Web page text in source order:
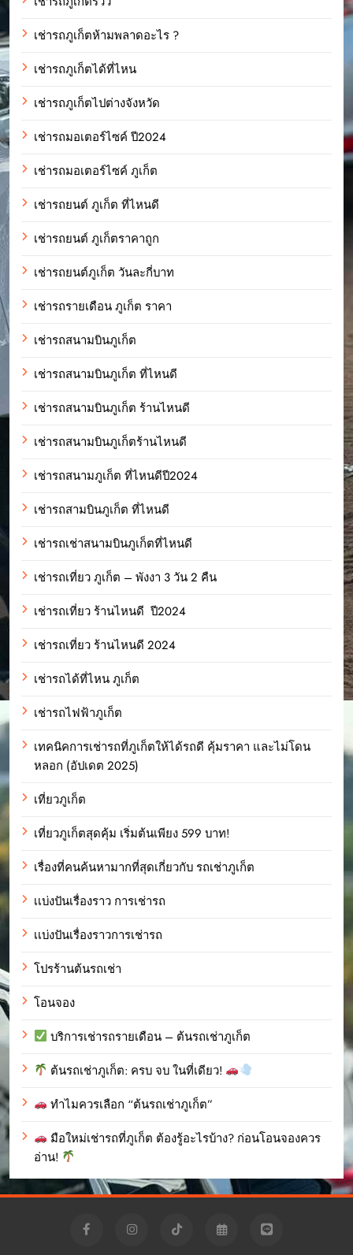
เช่ารถภูเก็ตห้ามพลาดอะไร ?
เช่ารถภูเก็ตได้ที่ไหน
เช่ารถภูเก็ตไปต่างจังหวัด
เช่ารถมอเตอร์ไซค์ ปี2024
เช่ารถมอเตอร์ไซค์ ภูเก็ต
เช่ารถยนต์ ภูเก็ต ที่ไหนดี
เช่ารถยนต์ ภูเก็ตราคาถูก
เช่ารถยนต์ภูเก็ต วันละกี่บาท
เช่ารถรายเดือน ภูเก็ต ราคา
เช่ารถสนามบินภูเก็ต
เช่ารถสนามบินภูเก็ต ที่ไหนดี
เช่ารถสนามบินภูเก็ต ร้านไหนดี
เช่ารถสนามบินภูเก็ตร้านไหนดี
เช่ารถสนามภูเก็ต ที่ไหนดีปี2024
เช่ารถสามบินภูเก็ต ที่ไหนดี
เช่ารถเช่าสนามบินภูเก็ตที่ไหนดี
เช่ารถเที่ยว ภูเก็ต – พังงา 3 วัน 2 คืน
เช่ารถเที่ยว ร้านไหนดี ปี2024
เช่ารถเที่ยว ร้านไหนดี 2024
เช่ารถได้ที่ไหน ภูเก็ต
เช่ารถไฟฟ้าภูเก็ต
เทคนิคการเช่ารถที่ภูเก็ตให้ได้รถดี คุ้มราคา และไม่โดน
หลอก (อัปเดต 2025)
เที่ยวภูเก็ต
เที่ยวภูเก็ตสุดคุ้ม เริ่มต้นเพียง 599 บาท!
เรื่องที่คนค้นหามากที่สุดเกี่ยวกับ รถเช่าภูเก็ต
เเบ่งปันเรื่องราว การเช่ารถ
เเบ่งปันเรื่องราวการเช่ารถ
โปรร้านต้นรถเช่า
โอนจอง
บริการเช่ารถรายเดือน – ต้นรถเช่าภูเก็ต
ต้นรถเช่าภูเก็ต: ครบ จบ ในที่เดียว!
ทำไมควรเลือก “ต้นรถเช่าภูเก็ต”
มือใหม่เช่ารถที่ภูเก็ต ต้องรู้อะไรบ้าง? ก่อนโอนจองควร
อ่าน!